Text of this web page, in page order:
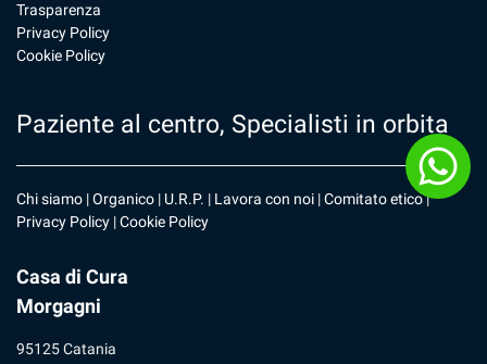
Trasparenza
Privacy Policy
Cookie Policy
Paziente al centro, Specialisti in orbita
Chi siamo |Organico | U.R.P. | Lavora con noi |Comitato etico|
Privacy Policy |Cookie Policy
Casa di Cura
Morgagni
95125 Catania